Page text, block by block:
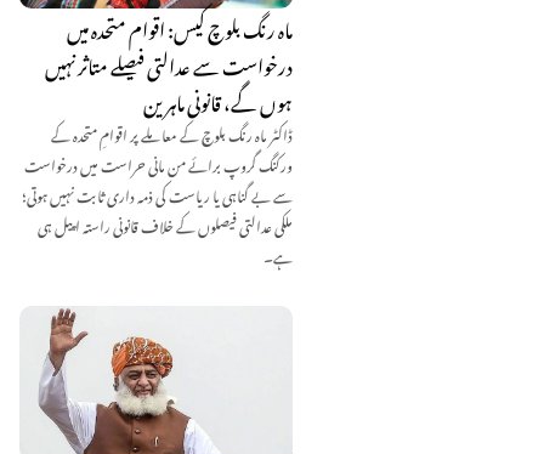
ماہ رنگ بلوچ کیس: اقوام متحدہ میں
درخواست سے عدالتی فیصلے متاثر نہیں
ہوں گے، قانونی ماہرین
ڈاکٹر ماہ رنگ بلوچ کے معاملے پر اقوامِ متحدہ کے
ورکنگ گروپ برائے من مانی حراست میں درخواست
سے بے گناہی یا ریاست کی ذمہ داری ثابت نہیں ہوتی؛
ملکی عدالتی فیصلوں کے خلاف قانونی راستہ اپیل ہی
ہے۔